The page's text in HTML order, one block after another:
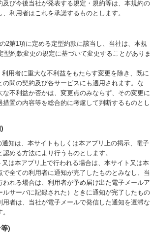
及び今後当社が発表する規定・規約等は、本規約の
利用者はこれを承諾するものとします。
2第1項に定める定型約款に該当し、当社は、本規
型約款変更の規定に基づいて変更することがありま
用者に重大な不利益をもたらす変更を除き、既に
の間の契約及び各サービスにも適用されます。な
な不利益か否かは、変更点のみならず、その変更に
置の内容等を総合的に考慮して判断するものとし
知は、本サイトもしくは本アプリ上の掲示、電子
める方法により行うものとします。
は本アプリ上で行われる場合は、本サイト又は本
で全ての利用者に通知が完了したものとみなし、当
われる場合は、利用者が予め届け出た電子メールア
ルサーバに記録された）ときに通知が完了したもの
用者は、当社が電子メールで発信した通知を遅滞な
)